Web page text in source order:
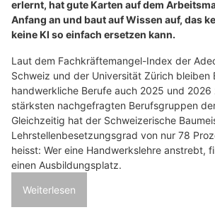
erlernt, hat gute Karten auf dem
Anfang an und baut auf Wissen auf, das
keine KI so einfach ersetzen kann.
Laut dem Fachkräftemangel-Index der
Schweiz und der Universität Zürich bleiben
handwerkliche Berufe auch 2025 und 2026
stärksten nachgefragten Berufsgruppen
Gleichzeitig hat der Schweizerische
Lehrstellenbesetzungsgrad von nur 78
heisst: Wer eine Handwerkslehre anstrebt,
einen Ausbildungsplatz.
Weiterlesen